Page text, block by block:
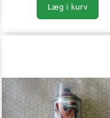
Læg i kurv